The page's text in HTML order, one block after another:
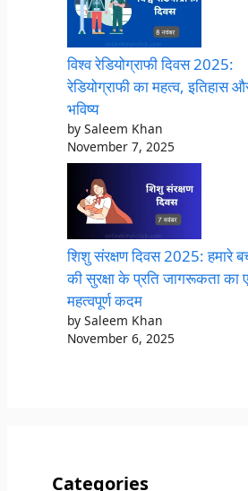
विश्व रेडियोग्राफी दिवस 2025:
रेडियोग्राफी का महत्व, इतिहास
भविष्य
by Saleem Khan
November 7, 2025
शिशु संरक्षण दिवस 2025: हमारे
की सुरक्षा के प्रति जागरूकता का
महत्वपूर्ण कदम
by Saleem Khan
November 6, 2025
Categories